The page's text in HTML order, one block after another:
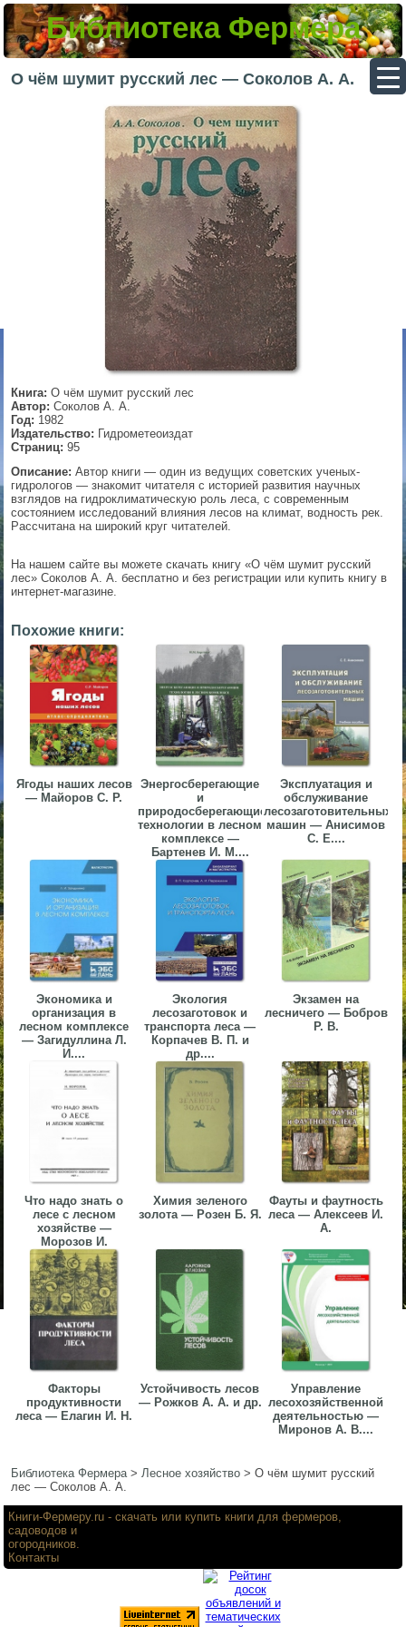
Библиотека Фермера
О чём шумит русский лес — Соколов А. А.
Книга: О чём шумит русский лес
Автор: Соколов А. А.
Год: 1982
Издательство: Гидрометеоиздат
Страниц: 95
Описание: Автор книги — один из ведущих советских ученых-
гидрологов — знакомит читателя с историей развития научных
взглядов на гидроклиматическую роль леса, с современным
состоянием исследований влияния лесов на климат, водность рек.
Рассчитана на широкий круг читателей.
На нашем сайте вы можете скачать книгу «О чём шумит русский
лес» Соколов А. А. бесплатно и без регистрации или купить книгу в
интернет-магазине.
Похожие книги:
Ягоды наших лесов
— Майоров С. Р.
Энергосберегающие
и
природосберегающие
технологии в лесном
комплексе —
Бартенев И. М....
Эксплуатация и
обслуживание
лесозаготовительных
машин — Анисимов
С. Е....
Экономика и
организация в
лесном комплексе
— Загидуллина Л.
И....
Экология
лесозаготовок и
транспорта леса —
Корпачев В. П. и
др....
Экзамен на
лесничего — Бобров
Р. В.
Что надо знать о
лесе с лесном
хозяйстве —
Морозов И.
Химия зеленого
золота — Розен Б. Я.
Фауты и фаутность
леса — Алексеев И.
А.
Факторы
продуктивности
леса — Елагин И. Н.
Устойчивость лесов
— Рожков А. А. и др.
Управление
лесохозяйственной
деятельностью —
Миронов А. В....
Библиотека Фермера>Лесное хозяйство >О чём шумит русский
лес — Соколов А. А.
▼
▼
▼
▼
▼
▼
Книги-Фермеру.ru - скачать или купить книги для фермеров,
садоводов и
огородников.
Контакты